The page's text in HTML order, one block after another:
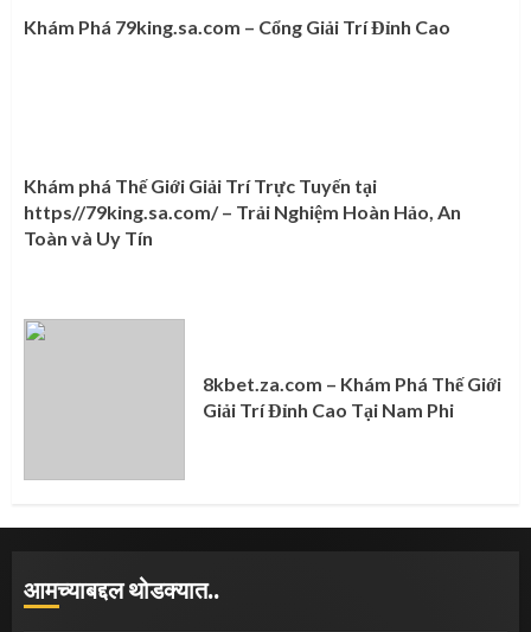
Khám Phá 79king.sa.com – Cổng Giải Trí Đỉnh Cao
Khám phá Thế Giới Giải Trí Trực Tuyến tại
https//79king.sa.com/ – Trải Nghiệm Hoàn Hảo, An
Toàn và Uy Tín
8kbet.za.com – Khám Phá Thế Giới
Giải Trí Đỉnh Cao Tại Nam Phi
आमच्याबद्दल थोडक्यात..